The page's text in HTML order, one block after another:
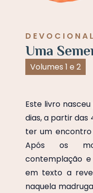
DEVOCIONAL
Uma
Volumes 1 e 2
Este livro
dias, a partir das
ter um encontro
Após os
contemplação
em texto a
naquela